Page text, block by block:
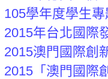
105學年度學生
2015年台北國際
2015澳門國際創
2015「澳門國際